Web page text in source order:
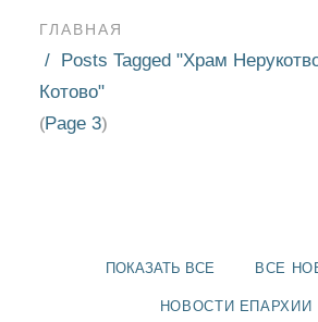
ГЛАВНАЯ
Posts Tagged "Храм
Котово"
(Page 3)
ПОКАЗАТЬ ВСЕ ВСЕ
НОВОСТИ ЕПАРХИИ